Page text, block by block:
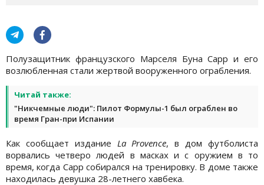
Полузащитник французского Марселя Буна Сарр и его
возлюбленная стали жертвой вооруженного ограбления.
Читай также:
"Никчемные люди": Пилот Формулы-1 был ограблен во
время Гран-при Испании
Как сообщает издание La Provence, в дом футболиста
ворвались четверо людей в масках и с оружием в то
время, когда Сарр собирался на тренировку. В доме также
находилась девушка 28-летнего хавбека.